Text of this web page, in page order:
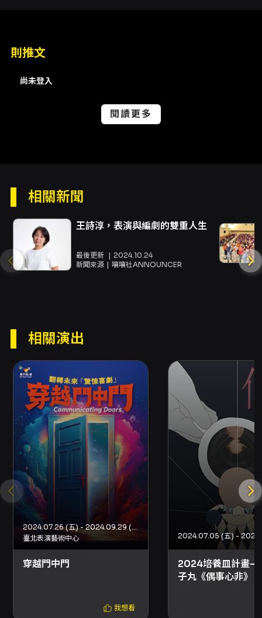
則推文
尚未登入
閱讀更多
相關新聞
王詩淳，表演與編劇的雙重人生
最後更新
2024.10.24
新聞來源
嚷嚷社ANNOUNCER
相關演出
2024.07.26 (五) - 2024.09.29 (日)
臺北表演藝術中心
穿越門中門
我想看
2024培養皿計畫—
子丸《偶事心非》